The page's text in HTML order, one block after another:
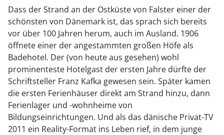
Dass der Strand an der Ostküste von Falster einer der
schönsten von Dänemark ist, das sprach sich bereits
vor über 100 Jahren herum, auch im Ausland. 1906
öffnete einer der angestammten großen Höfe als
Badehotel. Der (von heute aus gesehen) wohl
prominenteste Hotelgast der ersten Jahre dürfte der
Schriftsteller Franz Kafka gewesen sein. Später kamen
die ersten Ferienhäuser direkt am Strand hinzu, dann
Ferienlager und -wohnheime von
Bildungseinrichtungen. Und als das dänische Privat-TV
2011 ein Reality-Format ins Leben rief, in dem junge